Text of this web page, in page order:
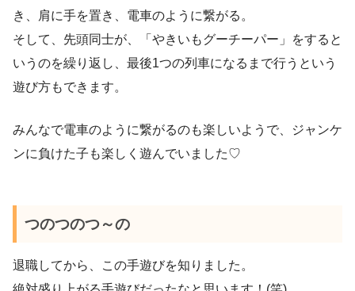
き、肩に手を置き、電車のように繋がる。
そして、先頭同士が、「やきいもグーチーパー」をすると
いうのを繰り返し、最後1つの列車になるまで行うという
遊び方もできます。
みんなで電車のように繋がるのも楽しいようで、ジャンケ
ンに負けた子も楽しく遊んでいました♡
つのつのつ～の
退職してから、この手遊びを知りました。